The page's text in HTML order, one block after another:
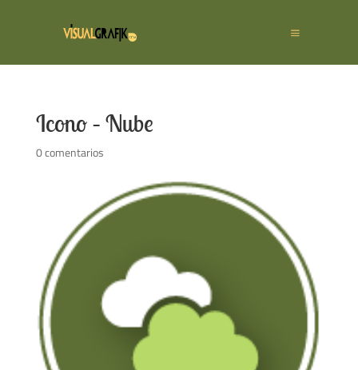
Icono – Nube
0 comentarios